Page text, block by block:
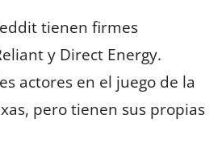
tienen firmes
y Direct Energy.
actores en el juego de la
pero tienen sus propias